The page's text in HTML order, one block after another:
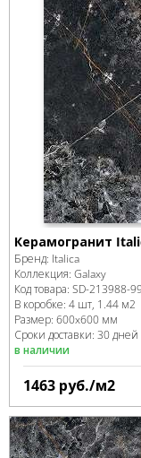
Керамогранит
Бренд: Italica
Коллекция: Galaxy
Код товара: SD-213988-99
В коробке: 4 шт, 1.44 м2
Размер: 600x600 мм
Сроки доставки: 30 дней
в наличии
1463 руб./м2